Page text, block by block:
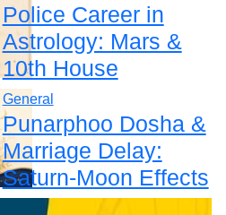
Police Career in
Astrology: Mars &
10th House
General
Punarphoo Dosha &
Marriage Delay:
Saturn-Moon Effects